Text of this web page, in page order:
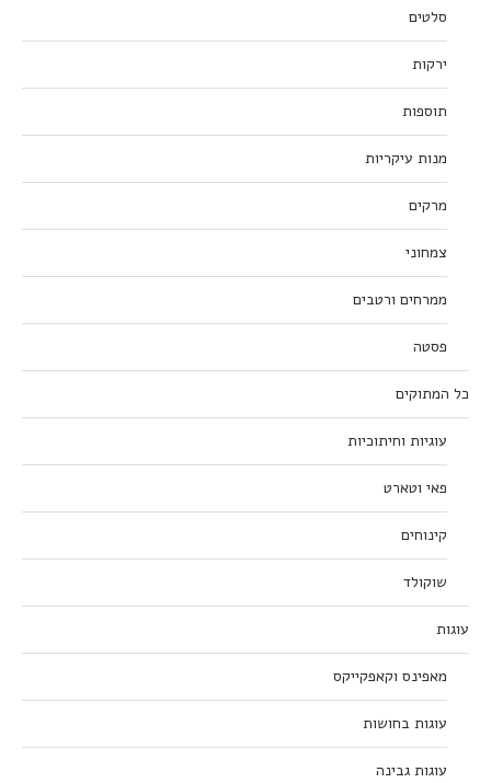
סלטים
ירקות
תוספות
מנות עיקריות
מרקים
צמחוני
ממרחים ורטבים
פסטה
כל המתוקים
עוגיות וחיתוכיות
פאי וטארט
קינוחים
שוקולד
עוגות
מאפינס וקאפקייקס
עוגות בחושות
עוגות גבינה